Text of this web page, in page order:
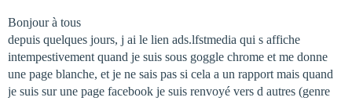
Bonjour à tous
depuis quelques jours, j ai le lien ads.lfstmedia qui s affiche
intempestivement quand je suis sous goggle chrome et me donne
une page blanche, et je ne sais pas si cela a un rapport mais quand
je suis sur une page facebook je suis renvoyé vers d autres (genre